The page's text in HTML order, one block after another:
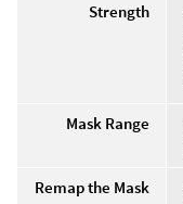
Strength
Mask Range
Remap the Mask